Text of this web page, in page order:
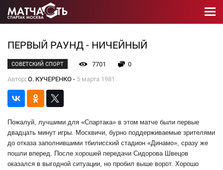
ПЕРВЫЙ РАУНД - НИЧЕЙНЫЙ
СОВЕТСКИЙ СПОРТ 7701
0
Автор: О. КУЧЕРЕНКО - 5 марта 1981
Пожалуй, лучшими для «Спартака» в этом матче были первые
двадцать минут игры. Москвичи, бурно поддерживаемые зрителями
до отказа заполнившими тбилисский стадион «Динамо», сразу же
пошли вперед. После хорошей передачи Сидорова Швецов
оказался в выгодной ситуации, но пробил выше ворот. Хорошо